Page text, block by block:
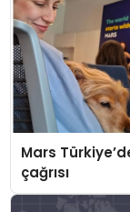
Mars
çağrısı